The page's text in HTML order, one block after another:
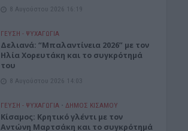
8 Αυγούστου 2026 16:19
ΓΕΎΣΗ - ΨΥΧΑΓΩΓΊΑ
Δελιανά: “Μπαλαντίνεια 2026” με τον
Ηλία Χορευτάκη και το συγκρότημά
του
8 Αυγούστου 2026 14:03
ΓΕΎΣΗ - ΨΥΧΑΓΩΓΊΑ • ΔΉΜΟΣ ΚΙΣΆΜΟΥ
Kίσαμος: Κρητικό γλέντι με τον
Αντώνη Μαρτσάκη και το συγκρότημά